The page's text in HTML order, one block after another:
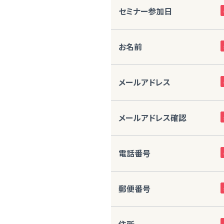
セミナー参加日
お名前
メールアドレス
メールアドレス確認
電話番号
郵便番号